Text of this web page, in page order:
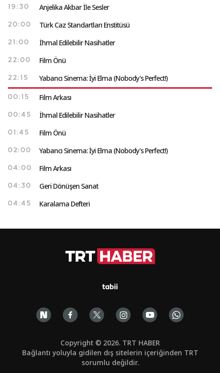
19:30 Anjelika Akbar İle Sesler
20:00 Türk Caz Standartları Enstitüsü
21:00 İhmal Edilebilir Nasihatler
22:00 Film Önü
22:15 Yabancı Sinema: İyi Elma (Nobody's Perfect!)
00:15 Film Arkası
00:45 İhmal Edilebilir Nasihatler
01:45 Film Önü
02:00 Yabancı Sinema: İyi Elma (Nobody's Perfect!)
04:00 Film Arkası
04:30 Geri Dönüşen Sanat
04:45 Karalama Defteri
tabii
Copyright © 2026. TRT HABER
Bağlantı yoluyla gidilen dış sitelerin içeriğinden TRT
sorumlu değildir.